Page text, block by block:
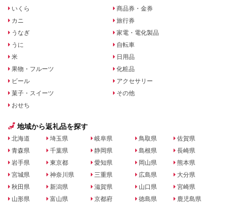
いくら
カニ
うなぎ
うに
米
果物・フルーツ
ビール
菓子・スイーツ
おせち
商品券・金券
旅行券
家電・電化製品
自転車
日用品
化粧品
アクセサリー
その他
地域から返礼品を探す
北海道
青森県
岩手県
宮城県
秋田県
山形県
埼玉県
千葉県
東京都
神奈川県
新潟県
富山県
岐阜県
静岡県
愛知県
三重県
滋賀県
京都府
鳥取県
島根県
岡山県
広島県
山口県
徳島県
佐賀県
長崎県
熊本県
大分県
宮崎県
鹿児島県